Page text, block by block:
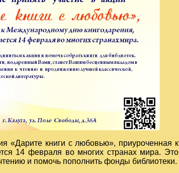
«Дарите книги с любовью», приуроченная к
14 февраля во многих странах мира. Это
и помочь пополнить фонды библиотеки.